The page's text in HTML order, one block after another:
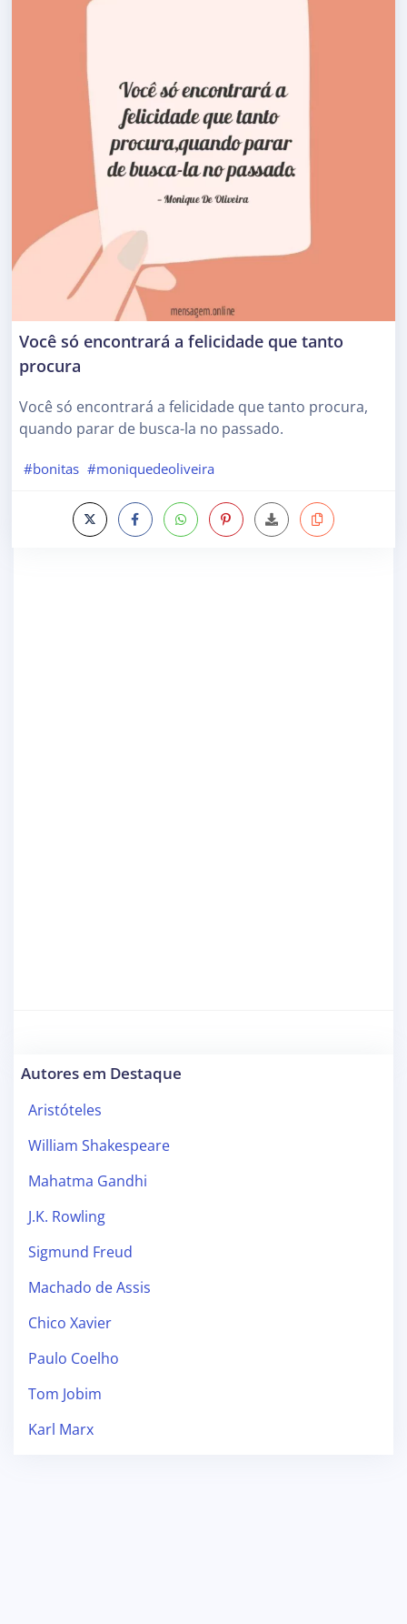
Você só encontrará a felicidade que tanto
procura
Você só encontrará a felicidade que tanto procura,
quando parar de busca-la no passado.
#bonitas #moniquedeoliveira
Autores em Destaque
Aristóteles
William Shakespeare
Mahatma Gandhi
J.K. Rowling
Sigmund Freud
Machado de Assis
Chico Xavier
Paulo Coelho
Tom Jobim
Karl Marx